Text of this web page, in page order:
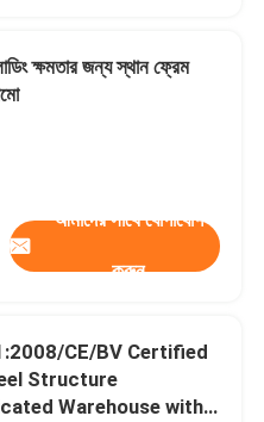
ক্ষমতার জন্য স্থান ফ্রেম
আমাদের সাথে যোগাযোগ
করুন
CE/BV Certified
Structure
Warehouse with